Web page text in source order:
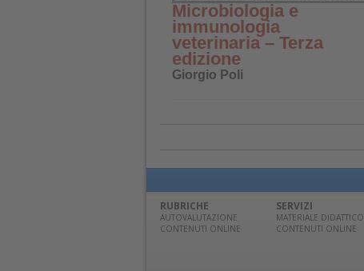
Microbiologia e
immunologia
veterinaria – Terza
edizione
Giorgio Poli
RUBRICHE
AUTOVALUTAZIONE
CONTENUTI ONLINE
SERVIZI
MATERIALE DIDATTICO
CONTENUTI ONLINE